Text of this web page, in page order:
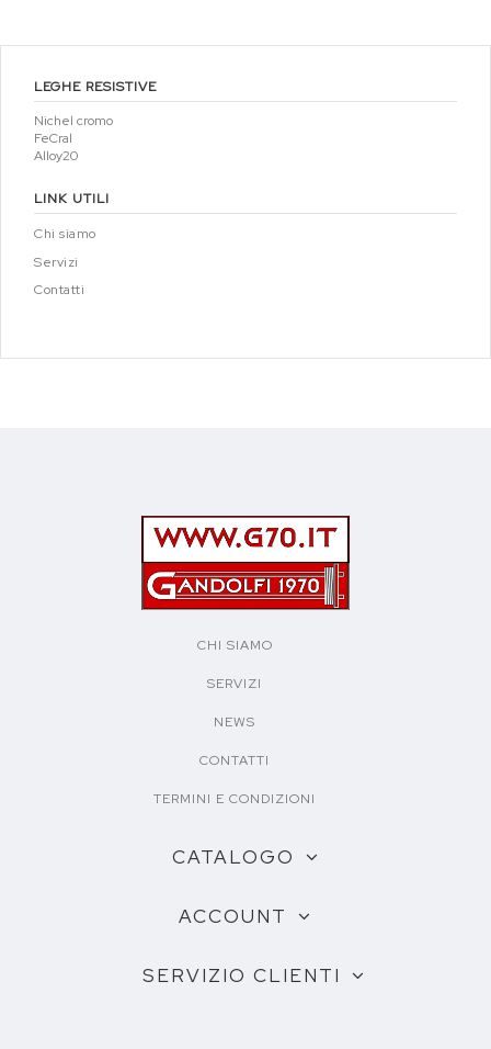
LEGHE RESISTIVE
Nichel cromo
FeCral
Alloy20
LINK UTILI
Chi siamo
Servizi
Contatti
CHI SIAMO
SERVIZI
NEWS
CONTATTI
TERMINI E CONDIZIONI
CATALOGO
ACCOUNT
SERVIZIO CLIENTI